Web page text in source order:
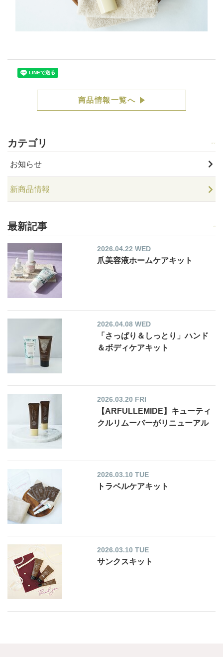
商品情報一覧へ
カテゴリ
お知らせ
新商品情報
最新記事
2026.04.22 WED
爪美容液ホームケアキット
2026.04.08 WED
「さっぱり＆しっとり」ハンド
＆ボディケアキット
2026.03.20 FRI
【ARFULLEMIDE】キューティ
クルリムーバーがリニューアル
2026.03.10 TUE
トラベルケアキット
2026.03.10 TUE
サンクスキット